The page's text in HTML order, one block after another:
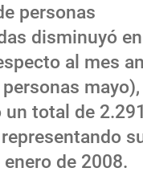
personas
disminuyó
al mes
mayo),
un total de
de 2008.